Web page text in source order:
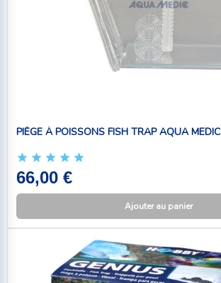
PIÈGE À POISSONS FISH TRAP AQUA MEDIC
66,00 €
Ajouter au panier